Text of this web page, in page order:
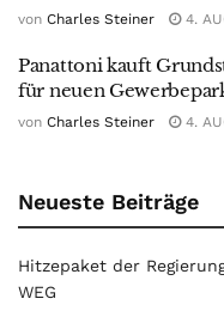
von Charles Steiner 4.
Panattoni kauft
für neuen
von Charles Steiner 4.
Neueste Beiträge
Hitzepaket der
WEG